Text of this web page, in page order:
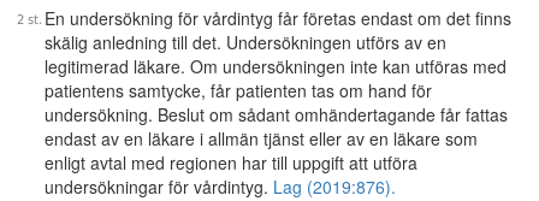
En undersökning för vårdintyg får företas endast om det finns
skälig anledning till det. Undersökningen utförs av en
legitimerad läkare. Om undersökningen inte kan utföras med
patientens samtycke, får patienten tas om hand för
undersökning. Beslut om sådant omhändertagande får fattas
endast av en läkare i allmän tjänst eller av en läkare som
enligt avtal med regionen har till uppgift att utföra
undersökningar för vårdintyg. Lag (2019:876).